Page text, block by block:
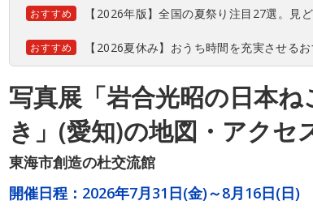
おすすめ 【2026年版】全国の夏祭り注目27選。見
おすすめ 【2026夏休み】おうち時間を充実させる
写真展「岩合光昭の日本ね
き」(愛知)の地図・アクセ
東海市創造の杜交流館
開催日程： 2026年7月31日(金)～8月16日(日)